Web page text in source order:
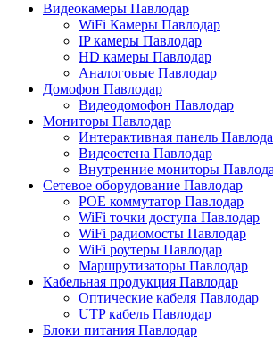
Видеокамеры Павлодар
WiFi Камеры Павлодар
IP камеры Павлодар
HD камеры Павлодар
Аналоговые Павлодар
Домофон Павлодар
Видеодомофон Павлодар
Мониторы Павлодар
Интерактивная панель
Видеостена Павлодар
Внутренние мониторы
Сетевое оборудование Павлодар
POE коммутатор Павлодар
WiFi точки доступа Павлодар
WiFi радиомосты Павлодар
WiFi роутеры Павлодар
Маршрутизаторы Павлодар
Кабельная продукция Павлодар
Оптические кабеля Павлодар
UTP кабель Павлодар
Блоки питания Павлодар